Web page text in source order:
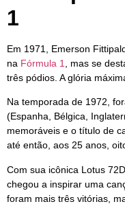
1
Em 1971, Emerson
na Fórmula 1
, mas se
três pódios. A glória
Na temporada de 1972,
(Espanha, Bélgica,
memoráveis e o título de
até então, aos 25 anos,
Com sua icônica Lotus
chegou a inspirar uma
foram mais três vitórias,